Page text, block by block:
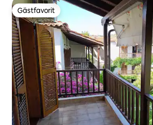
Gästfavorit
Gästfavorit